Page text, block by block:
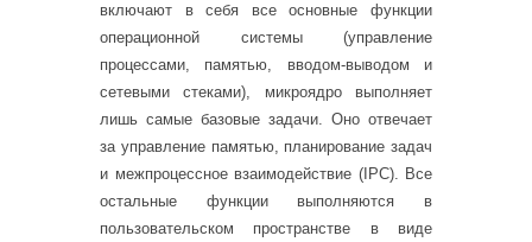
включают в себя все основные функции
операционной системы (управление
процессами, памятью, вводом-выводом и
сетевыми стеками), микроядро выполняет
лишь самые базовые задачи. Оно отвечает
за управление памятью, планирование задач
и межпроцессное взаимодействие (IPC). Все
остальные функции выполняются в
пользовательском пространстве в виде